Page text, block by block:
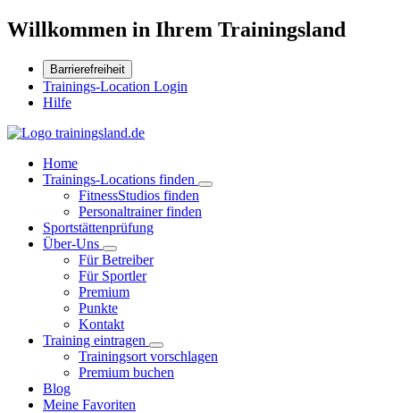
Willkommen in Ihrem Trainingsland
Barrierefreiheit
Trainings-Location Login
Hilfe
Home
Trainings-Locations finden
FitnessStudios finden
Personaltrainer finden
Sportstättenprüfung
Über-Uns
Für Betreiber
Für Sportler
Premium
Punkte
Kontakt
Training eintragen
Trainingsort vorschlagen
Premium buchen
Blog
Meine Favoriten